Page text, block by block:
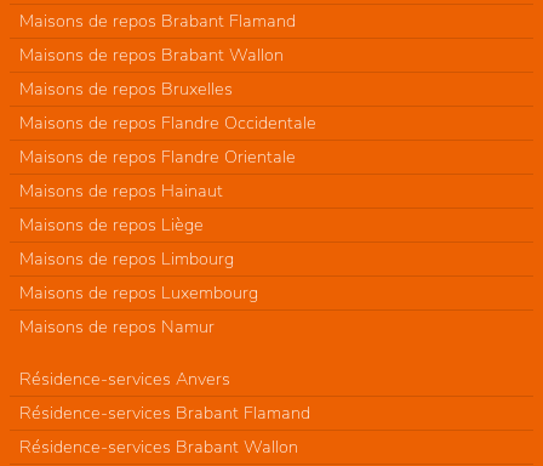
Maisons de repos Brabant Flamand
Maisons de repos Brabant Wallon
Maisons de repos Bruxelles
Maisons de repos Flandre Occidentale
Maisons de repos Flandre Orientale
Maisons de repos Hainaut
Maisons de repos Liège
Maisons de repos Limbourg
Maisons de repos Luxembourg
Maisons de repos Namur
Résidence-services Anvers
Résidence-services Brabant Flamand
Résidence-services Brabant Wallon